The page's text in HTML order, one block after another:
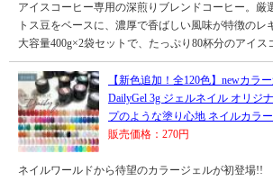
アイスコーヒー専用の深煎りブレンドコーヒー。厳
トス豆をベースに、濃厚で香ばしい風味が特徴のレ
大容量400g×2袋セットで、たっぷり80杯分のアイス
【新色追加！全120色】newカラ
DailyGel 3g ジェルネイル オリジ
プのような塗り心地 ネイルカラ
販売価格：270円
ネイルワールドから待望のカラージェルが初登場!!